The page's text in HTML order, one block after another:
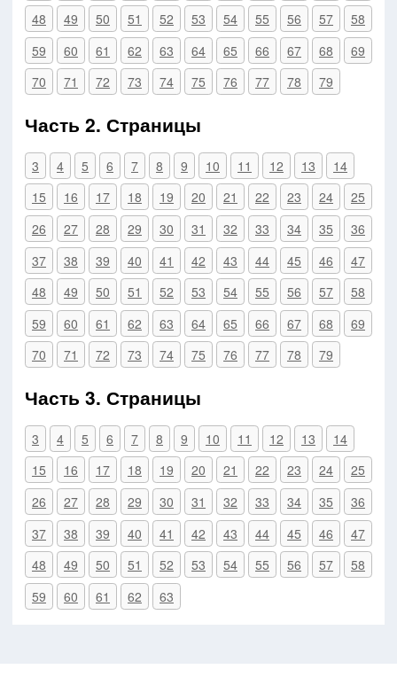
48
49 50 51 52 53 54 55 56 57
58
59
60 61 62 63 64 65 66 67 68
69
70
71 72 73 74 75 76 77 78 79
Часть 2. Страницы
3 4 5 6 7 8 9 10 11 12 13
14
15
16 17 18 19 20 21 22 23 24
25
26
27 28 29 30 31 32 33 34 35
36
37
38 39 40 41 42 43 44 45 46
47
48
49 50 51 52 53 54 55 56 57
58
59
60 61 62 63 64 65 66 67 68
69
70
71 72 73 74 75 76 77 78 79
Часть 3. Страницы
3 4 5 6 7 8 9 10 11 12 13
14
15
16 17 18 19 20 21 22 23 24
25
26
27 28 29 30 31 32 33 34 35
36
37
38 39 40 41 42 43 44 45 46
47
48
49 50 51 52 53 54 55 56 57
58
59
60 61 62 63